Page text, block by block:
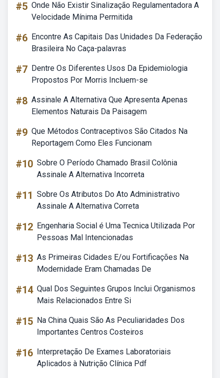
#5 Onde Não Existir Sinalização Regulamentadora A
Velocidade Mínima Permitida
#6 Encontre As Capitais Das Unidades Da Federação
Brasileira No Caça-palavras
#7 Dentre Os Diferentes Usos Da Epidemiologia
Propostos Por Morris Incluem-se
#8 Assinale A Alternativa Que Apresenta Apenas
Elementos Naturais Da Paisagem
#9 Que Métodos Contraceptivos São Citados Na
Reportagem Como Eles Funcionam
#10 Sobre O Período Chamado Brasil Colônia
Assinale A Alternativa Incorreta
#11 Sobre Os Atributos Do Ato Administrativo
Assinale A Alternativa Correta
#12 Engenharia Social é Uma Tecnica Utilizada Por
Pessoas Mal Intencionadas
#13 As Primeiras Cidades E/ou Fortificações Na
Modernidade Eram Chamadas De
#14 Qual Dos Seguintes Grupos Inclui Organismos
Mais Relacionados Entre Si
#15 Na China Quais São As Peculiaridades Dos
Importantes Centros Costeiros
#16 Interpretação De Exames Laboratoriais
Aplicados à Nutrição Clínica Pdf